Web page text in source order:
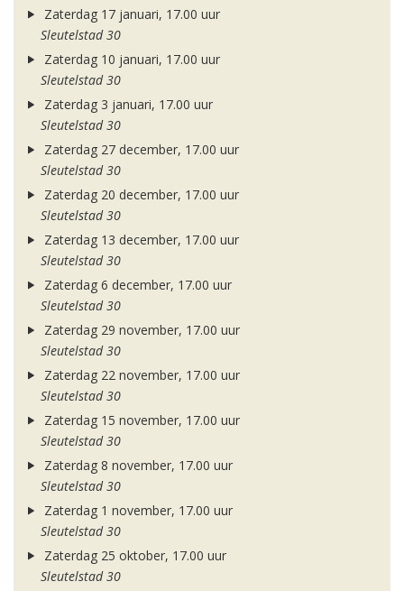
Zaterdag 17 januari, 17.00 uur
Sleutelstad 30
Zaterdag 10 januari, 17.00 uur
Sleutelstad 30
Zaterdag 3 januari, 17.00 uur
Sleutelstad 30
Zaterdag 27 december, 17.00 uur
Sleutelstad 30
Zaterdag 20 december, 17.00 uur
Sleutelstad 30
Zaterdag 13 december, 17.00 uur
Sleutelstad 30
Zaterdag 6 december, 17.00 uur
Sleutelstad 30
Zaterdag 29 november, 17.00 uur
Sleutelstad 30
Zaterdag 22 november, 17.00 uur
Sleutelstad 30
Zaterdag 15 november, 17.00 uur
Sleutelstad 30
Zaterdag 8 november, 17.00 uur
Sleutelstad 30
Zaterdag 1 november, 17.00 uur
Sleutelstad 30
Zaterdag 25 oktober, 17.00 uur
Sleutelstad 30